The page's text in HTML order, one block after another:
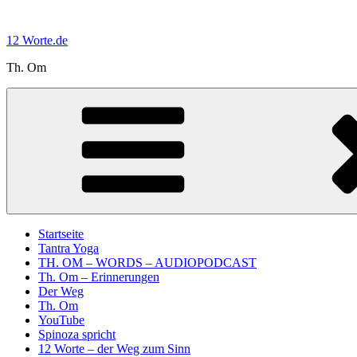
springen
12 Worte.de
Th. Om
Startseite
Tantra Yoga
TH. OM – WORDS – AUDIOPODCAST
Th. Om – Erinnerungen
Der Weg
Th. Om
YouTube
Spinoza spricht
12 Worte – der Weg zum Sinn